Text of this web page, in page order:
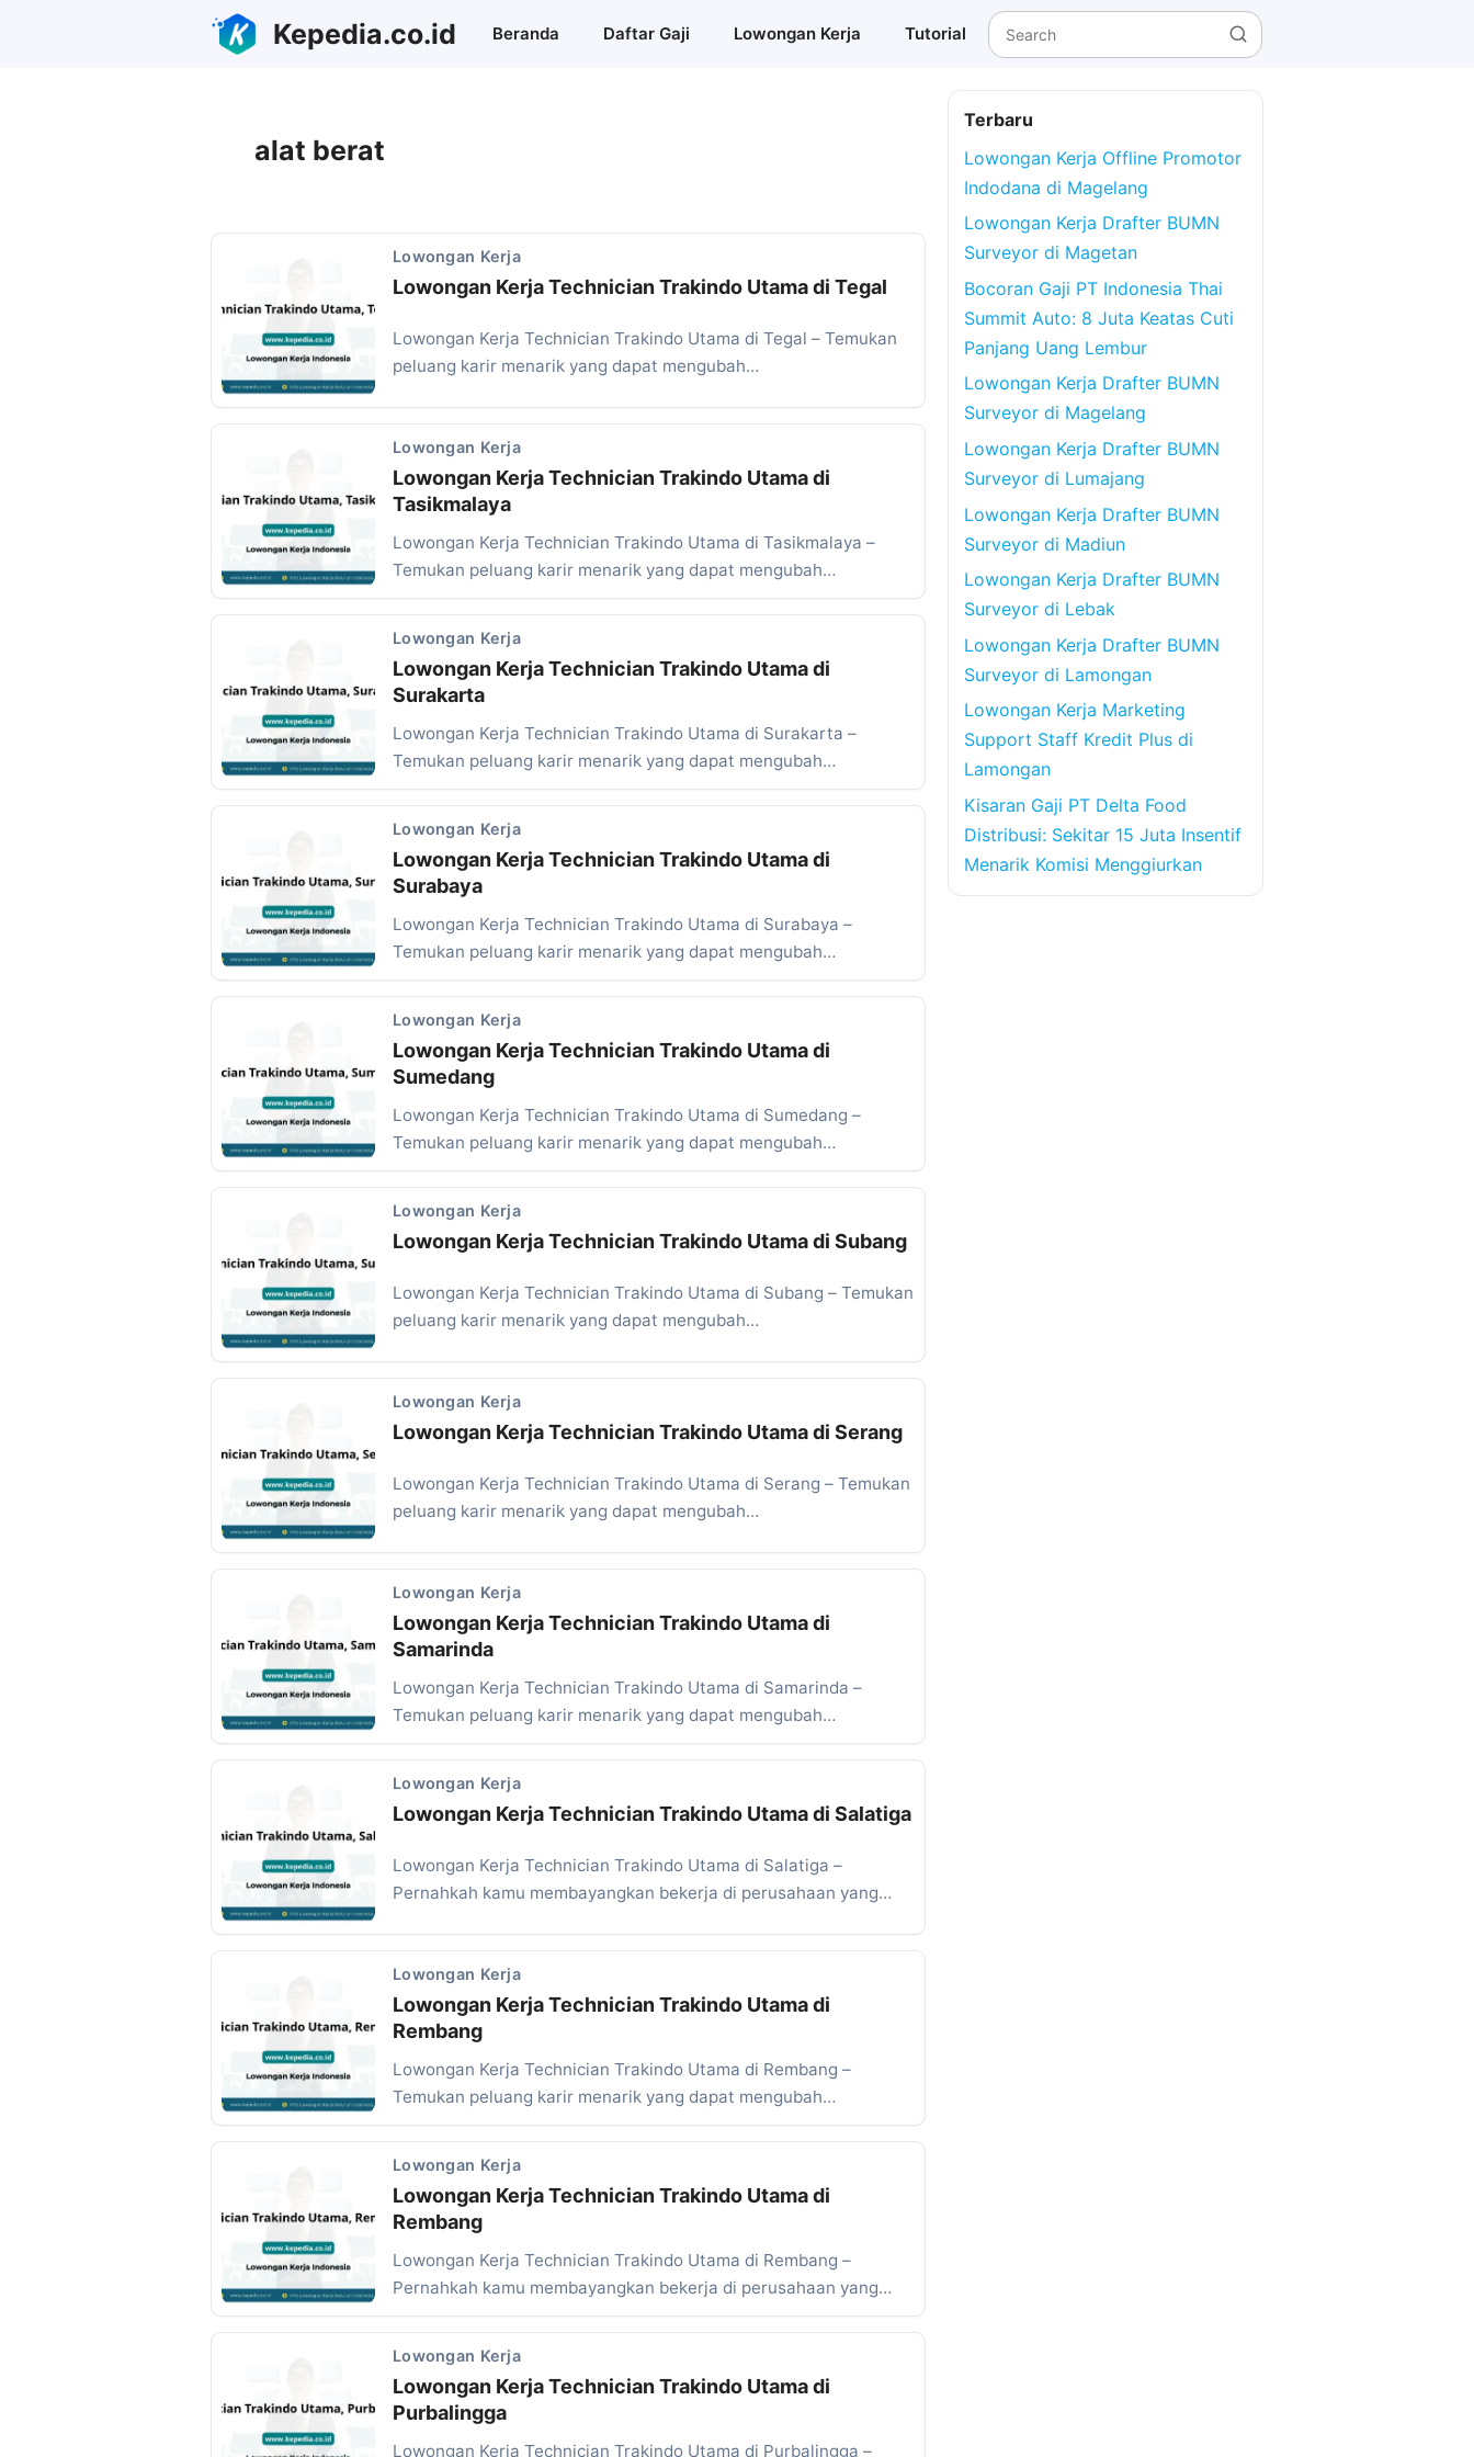
Kepedia.co.id Beranda Daftar Gaji Lowongan Kerja Tutorial
alat berat
Lowongan Kerja
Lowongan Kerja Technician Trakindo Utama di Tegal
Lowongan Kerja Technician Trakindo Utama di Tegal – Temukan
peluang karir menarik yang dapat mengubah…
Lowongan Kerja
Lowongan Kerja Technician Trakindo Utama di
Tasikmalaya
Lowongan Kerja Technician Trakindo Utama di Tasikmalaya –
Temukan peluang karir menarik yang dapat mengubah…
Lowongan Kerja
Lowongan Kerja Technician Trakindo Utama di
Surakarta
Lowongan Kerja Technician Trakindo Utama di Surakarta –
Temukan peluang karir menarik yang dapat mengubah…
Lowongan Kerja
Lowongan Kerja Technician Trakindo Utama di
Surabaya
Lowongan Kerja Technician Trakindo Utama di Surabaya –
Temukan peluang karir menarik yang dapat mengubah…
Lowongan Kerja
Lowongan Kerja Technician Trakindo Utama di
Sumedang
Lowongan Kerja Technician Trakindo Utama di Sumedang –
Temukan peluang karir menarik yang dapat mengubah…
Lowongan Kerja
Lowongan Kerja Technician Trakindo Utama di Subang
Lowongan Kerja Technician Trakindo Utama di Subang – Temukan
peluang karir menarik yang dapat mengubah…
Lowongan Kerja
Lowongan Kerja Technician Trakindo Utama di Serang
Lowongan Kerja Technician Trakindo Utama di Serang – Temukan
peluang karir menarik yang dapat mengubah…
Lowongan Kerja
Lowongan Kerja Technician Trakindo Utama di
Samarinda
Lowongan Kerja Technician Trakindo Utama di Samarinda –
Temukan peluang karir menarik yang dapat mengubah…
Lowongan Kerja
Lowongan Kerja Technician Trakindo Utama di Salatiga
Lowongan Kerja Technician Trakindo Utama di Salatiga –
Pernahkah kamu membayangkan bekerja di perusahaan yang…
Lowongan Kerja
Lowongan Kerja Technician Trakindo Utama di
Rembang
Lowongan Kerja Technician Trakindo Utama di Rembang –
Temukan peluang karir menarik yang dapat mengubah…
Lowongan Kerja
Lowongan Kerja Technician Trakindo Utama di
Rembang
Lowongan Kerja Technician Trakindo Utama di Rembang –
Pernahkah kamu membayangkan bekerja di perusahaan yang…
Lowongan Kerja
Lowongan Kerja Technician Trakindo Utama di
Purbalingga
Lowongan Kerja Technician Trakindo Utama di Purbalingga –
Terbaru
Lowongan Kerja Offline Promotor
Indodana di Magelang
Lowongan Kerja Drafter BUMN
Surveyor di Magetan
Bocoran Gaji PT Indonesia Thai
Summit Auto: 8 Juta Keatas Cuti
Panjang Uang Lembur
Lowongan Kerja Drafter BUMN
Surveyor di Magelang
Lowongan Kerja Drafter BUMN
Surveyor di Lumajang
Lowongan Kerja Drafter BUMN
Surveyor di Madiun
Lowongan Kerja Drafter BUMN
Surveyor di Lebak
Lowongan Kerja Drafter BUMN
Surveyor di Lamongan
Lowongan Kerja Marketing
Support Staff Kredit Plus di
Lamongan
Kisaran Gaji PT Delta Food
Distribusi: Sekitar 15 Juta Insentif
Menarik Komisi Menggiurkan